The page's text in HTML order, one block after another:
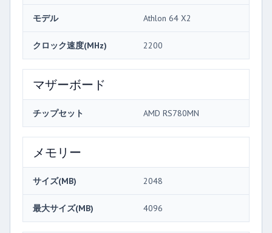
モデル Athlon 64 X2
クロック速度(MHz) 2200
マザーボード
チップセット AMD RS780MN
メモリー
サイズ(MB) 2048
最大サイズ(MB) 4096